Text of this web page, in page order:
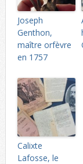
Joseph
Genthon,
maître orfèvre
en 1757
Calixte
Lafosse, le